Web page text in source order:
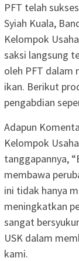
PFT telah
Syiah Kuala,
Kelompok
saksi langsung
oleh PFT dalam
ikan. Berikut
pengabdian
Adapun
Kelompok
tanggapannya,
membawa
ini tidak hanya
meningkatkan
sangat
USK dalam
kami.